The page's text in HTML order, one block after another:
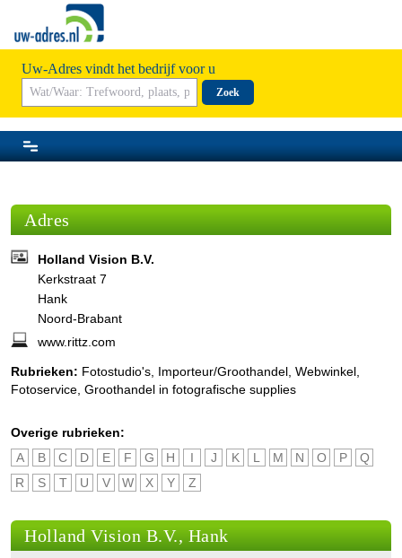
Uw-Adres vindt het bedrijf voor u
Zoek
Adres
Holland Vision B.V.
Kerkstraat 7
Hank
Noord-Brabant
www.rittz.com
Rubrieken: Fotostudio's Importeur/Groothandel Webwinkel
Fotoservice Groothandel in fotografische supplies
Overige rubrieken:
A
B C D E F G H I J K L M N O P
Q
R
S T U V W X Y Z
Holland Vision B.V., Hank